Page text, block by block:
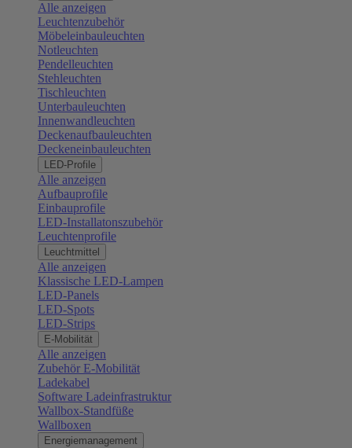
Alle anzeigen
Leuchtenzubehör
Möbeleinbauleuchten
Notleuchten
Pendelleuchten
Stehleuchten
Tischleuchten
Unterbauleuchten
Innenwandleuchten
Deckenaufbauleuchten
Deckeneinbauleuchten
LED-Profile
Alle anzeigen
Aufbauprofile
Einbauprofile
LED-Installatonszubehör
Leuchtenprofile
Leuchtmittel
Alle anzeigen
Klassische LED-Lampen
LED-Panels
LED-Spots
LED-Strips
E-Mobilität
Alle anzeigen
Zubehör E-Mobilität
Ladekabel
Software Ladeinfrastruktur
Wallbox-Standfüße
Wallboxen
Energiemanagement